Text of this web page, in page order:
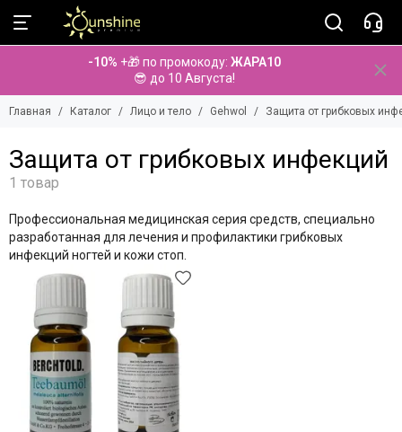
Лицо и тело
Смотреть все бренды
Aminu
Anna Lotan
BeauuGreen
Bio Medical Care
BolCa
Cholley
Dermatime
Diego dalla Palma
Dr. Baumann
Dr. Spiller
Elancyl
Eldan
Endocare
Gehwol
Смотреть все товары
Gehwol-med
Основной уход за кожей
Защита от грибковых инфекций
-10% +🎁 по промокоду: ЖАРА10
😎 до 10 Августа!
Главная Каталог Лицо и тело Gehwol Защита от грибковых
Защита от грибковых инфекций
Профессиональная медицинская серия средств, специально
разработанная для лечения и профилактики грибковых
инфекций ногтей и кожи стоп